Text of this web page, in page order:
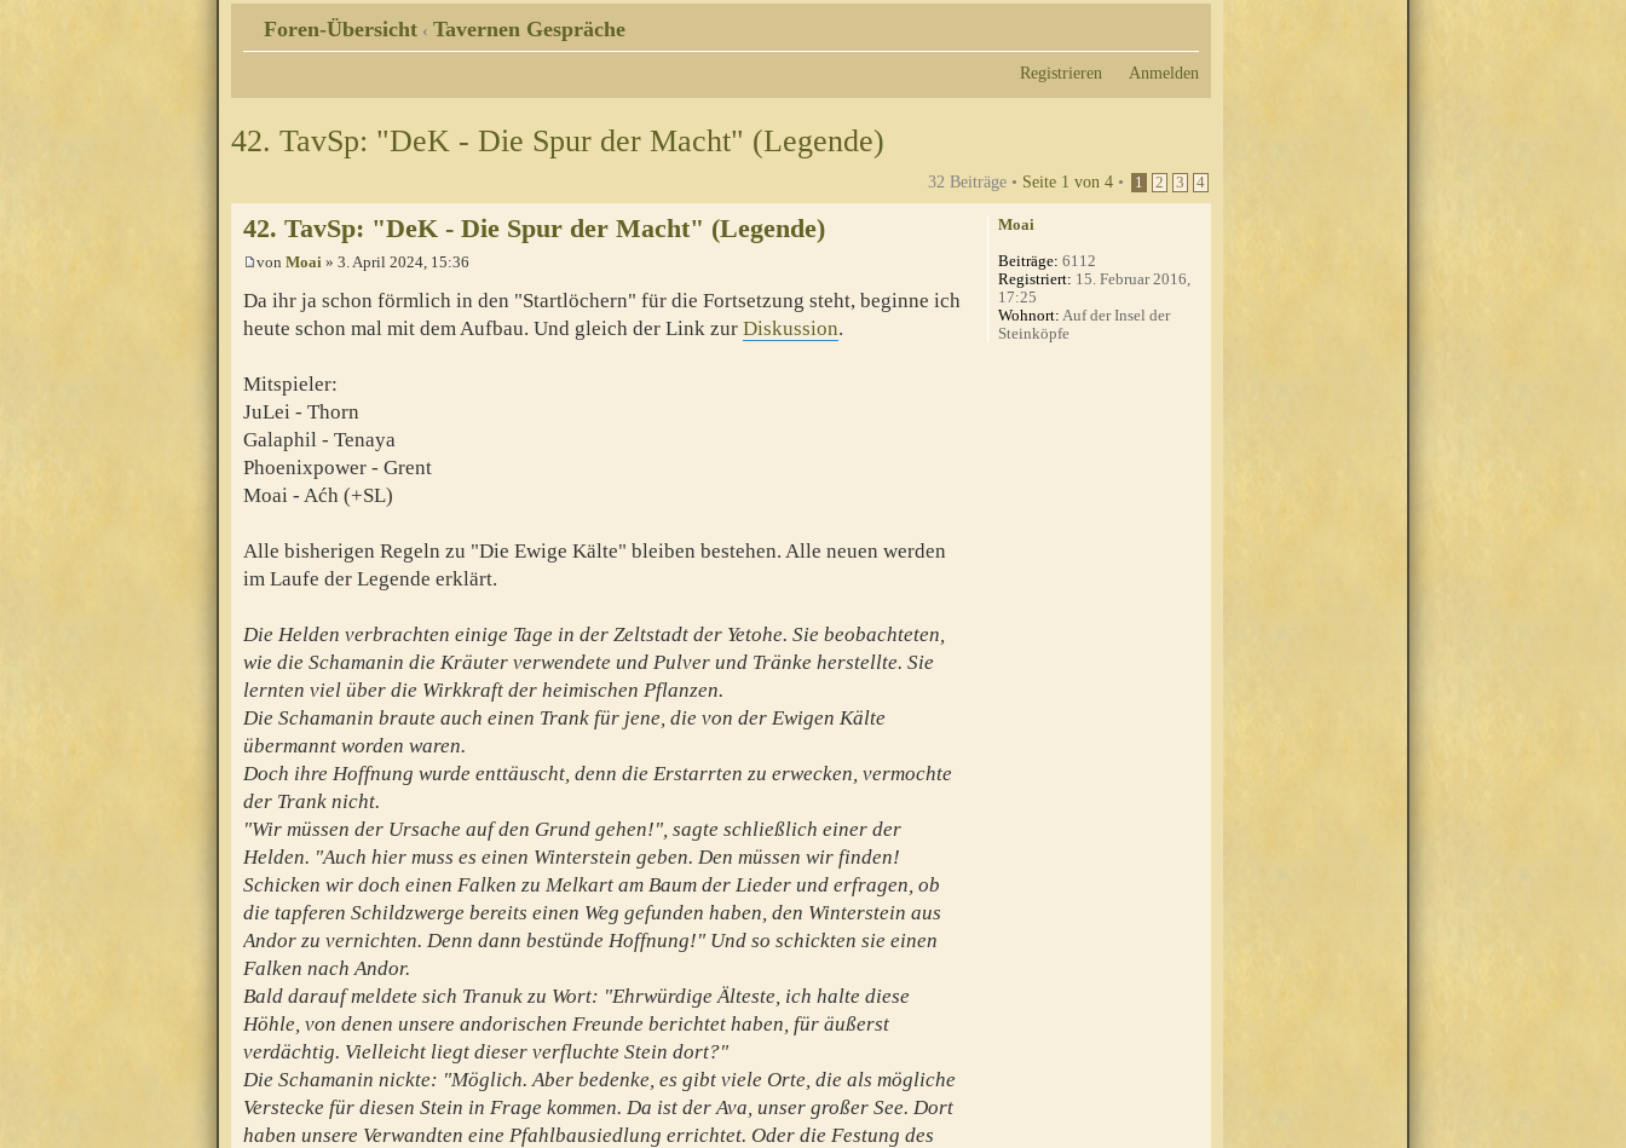
Foren-Übersicht ‹ Tavernen Gespräche
Registrieren Anmelden
42. TavSp: "DeK - Die Spur der Macht" (Legende)
32 Beiträge • Seite 1 von 4 • 1 2 3 4
42. TavSp: "DeK - Die Spur der Macht" (Legende)
von Moai » 3. April 2024, 15:36
Da ihr ja schon förmlich in den "Startlöchern" für die Fortsetzung steht, beginne ich
heute schon mal mit dem Aufbau. Und gleich der Link zur Diskussion.
Mitspieler:
JuLei - Thorn
Galaphil - Tenaya
Phoenixpower - Grent
Moai - Aćh (+SL)
Alle bisherigen Regeln zu "Die Ewige Kälte" bleiben bestehen. Alle neuen werden
im Laufe der Legende erklärt.
Die Helden verbrachten einige Tage in der Zeltstadt der Yetohe. Sie beobachteten,
wie die Schamanin die Kräuter verwendete und Pulver und Tränke herstellte. Sie
lernten viel über die Wirkkraft der heimischen Pflanzen.
Die Schamanin braute auch einen Trank für jene, die von der Ewigen Kälte
übermannt worden waren.
Doch ihre Hoffnung wurde enttäuscht, denn die Erstarrten zu erwecken, vermochte
der Trank nicht.
"Wir müssen der Ursache auf den Grund gehen!", sagte schließlich einer der
Helden. "Auch hier muss es einen Winterstein geben. Den müssen wir finden!
Schicken wir doch einen Falken zu Melkart am Baum der Lieder und erfragen, ob
die tapferen Schildzwerge bereits einen Weg gefunden haben, den Winterstein aus
Andor zu vernichten. Denn dann bestünde Hoffnung!" Und so schickten sie einen
Falken nach Andor.
Bald darauf meldete sich Tranuk zu Wort: "Ehrwürdige Älteste, ich halte diese
Höhle, von denen unsere andorischen Freunde berichtet haben, für äußerst
verdächtig. Vielleicht liegt dieser verfluchte Stein dort?"
Die Schamanin nickte: "Möglich. Aber bedenke, es gibt viele Orte, die als mögliche
Verstecke für diesen Stein in Frage kommen. Da ist der Ava, unser großer See. Dort
haben unsere Verwandten eine Pfahlbausiedlung errichtet. Oder die Festung des
Moai
Beiträge: 6112
Registriert: 15. Februar 2016,
17:25
Wohnort: Auf der Insel der
Steinköpfe